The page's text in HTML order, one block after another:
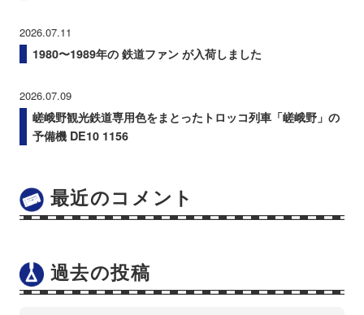
2026.07.11
1980〜1989年の 鉄道ファン が入荷しました
2026.07.09
嵯峨野観光鉄道専用色をまとったトロッコ列車「嵯峨野」の
予備機 DE10 1156
最近のコメント
過去の投稿